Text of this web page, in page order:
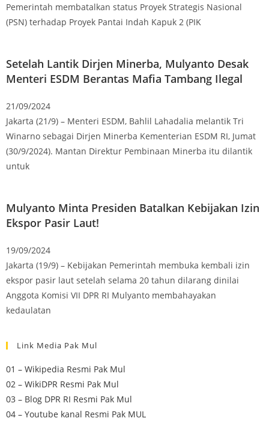
Pemerintah membatalkan status Proyek Strategis Nasional
(PSN) terhadap Proyek Pantai Indah Kapuk 2 (PIK
Setelah Lantik Dirjen Minerba, Mulyanto Desak
Menteri ESDM Berantas Mafia Tambang Ilegal
21/09/2024
Jakarta (21/9) – Menteri ESDM, Bahlil Lahadalia melantik Tri
Winarno sebagai Dirjen Minerba Kementerian ESDM RI, Jumat
(30/9/2024). Mantan Direktur Pembinaan Minerba itu dilantik
untuk
Mulyanto Minta Presiden Batalkan Kebijakan Izin
Ekspor Pasir Laut!
19/09/2024
Jakarta (19/9) – Kebijakan Pemerintah membuka kembali izin
ekspor pasir laut setelah selama 20 tahun dilarang dinilai
Anggota Komisi VII DPR RI Mulyanto membahayakan
kedaulatan
Link Media Pak Mul
01 – Wikipedia Resmi Pak Mul
02 – WikiDPR Resmi Pak Mul
03 – Blog DPR RI Resmi Pak Mul
04 – Youtube kanal Resmi Pak MUL